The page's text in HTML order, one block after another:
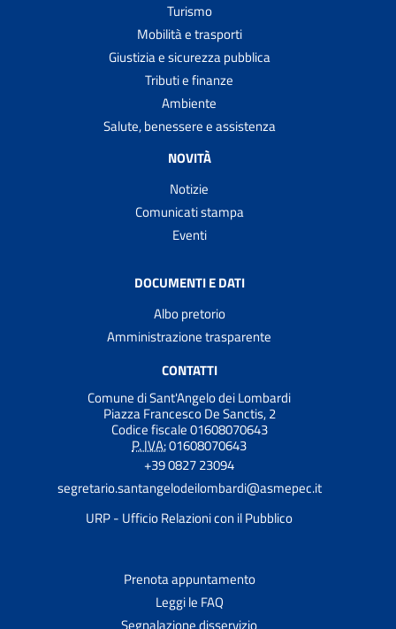
Turismo
Mobilità e trasporti
Giustizia e sicurezza pubblica
Tributi e finanze
Ambiente
Salute, benessere e assistenza
NOVITÀ
Notizie
Comunicati stampa
Eventi
DOCUMENTI E DATI
Albo pretorio
Amministrazione trasparente
CONTATTI
Comune di Sant'Angelo dei Lombardi
Piazza Francesco De Sanctis, 2
Codice fiscale 01608070643
P. IVA:01608070643
+39 0827 23094
segretario.santangelodeilombardi@asmepec.it
URP - Ufficio Relazioni con il Pubblico
Prenota appuntamento
Leggi le FAQ